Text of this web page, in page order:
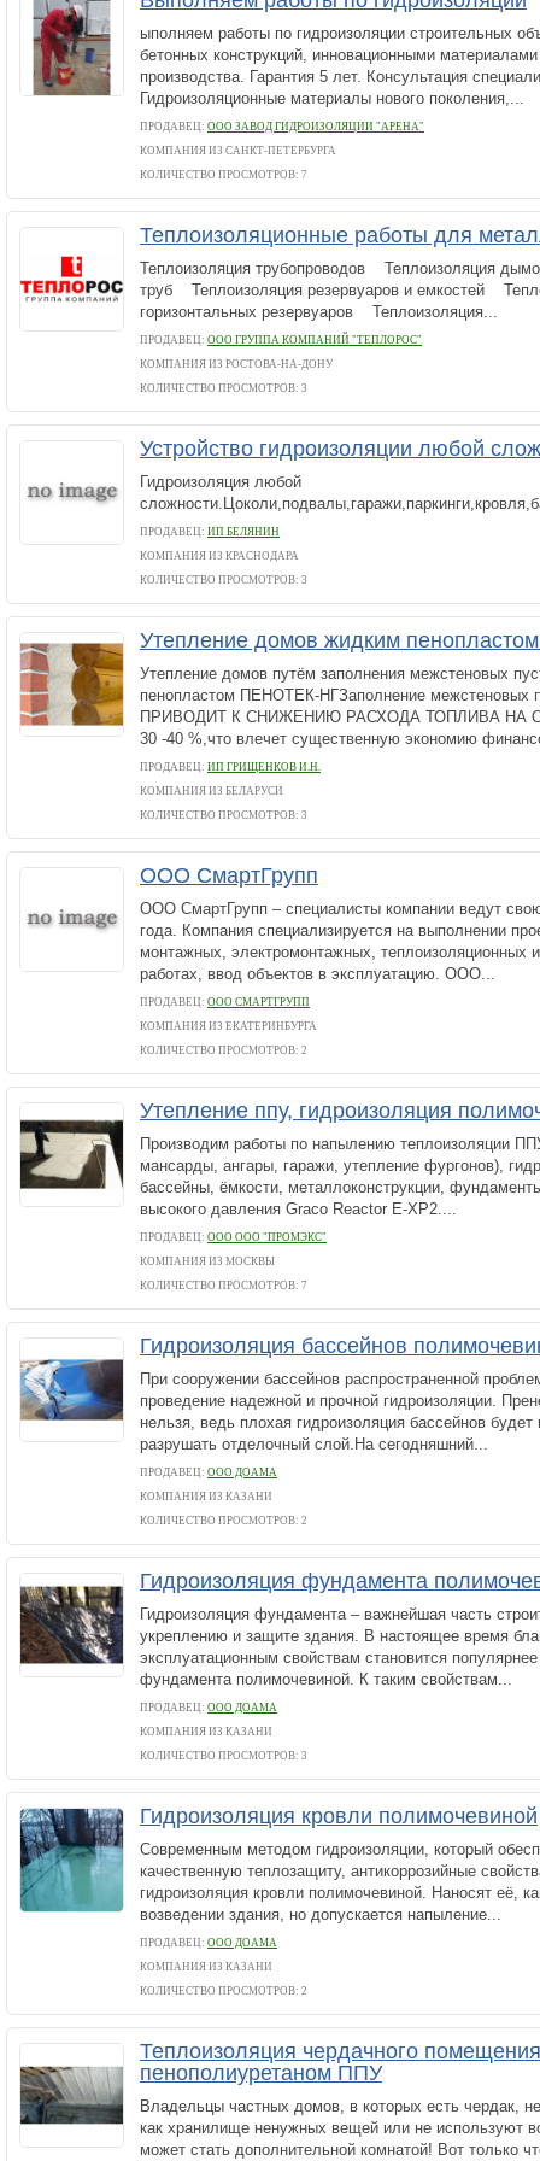
ыполняем работы по гидроизоляции строительных
бетонных конструкций, инновационными материалами
производства. Гарантия 5 лет. Консультация
Гидроизоляционные материалы нового поколения,...
ПРОДАВЕЦ: ООО ЗАВОД ГИДРОИЗОЛЯЦИИ "АРЕНА"
КОМПАНИЯ ИЗ САНКТ-ПЕТЕРБУРГА
КОЛИЧЕСТВО ПРОСМОТРОВ: 7
Теплоизоляционные работы для
Теплоизоляция трубопроводов Теплоизоляция
труб Теплоизоляция резервуаров и емкостей
горизонтальных резервуаров Теплоизоляция...
ПРОДАВЕЦ: ООО ГРУППА КОМПАНИЙ "ТЕПЛОРОС"
КОМПАНИЯ ИЗ РОСТОВА-НА-ДОНУ
КОЛИЧЕСТВО ПРОСМОТРОВ: 3
Устройство гидроизоляции любой
Гидроизоляция любой
ПРОДАВЕЦ: ИП БЕЛЯНИН
КОМПАНИЯ ИЗ КРАСНОДАРА
КОЛИЧЕСТВО ПРОСМОТРОВ: 3
Утепление домов жидким
Утепление домов путём заполнения межстеновых
пенопластом ПЕНОТЕК-НГЗаполнение межстеновых
ПРИВОДИТ К СНИЖЕНИЮ РАСХОДА ТОПЛИВА НА
30 -40 %,что влечет существенную экономию
ПРОДАВЕЦ: ИП ГРИЩЕНКОВ И.Н.
КОМПАНИЯ ИЗ БЕЛАРУСИ
КОЛИЧЕСТВО ПРОСМОТРОВ: 3
ООО СмартГрупп
ООО СмартГрупп – специалисты компании ведут
года. Компания специализируется на выполнении
монтажных, электромонтажных, теплоизоляционных
работах, ввод объектов в эксплуатацию. ООО...
ПРОДАВЕЦ: ООО СМАРТГРУПП
КОМПАНИЯ ИЗ ЕКАТЕРИНБУРГА
КОЛИЧЕСТВО ПРОСМОТРОВ: 2
Утепление ппу, гидроизоляция
Производим работы по напылению теплоизоляции
мансарды, ангары, гаражи, утепление фургонов),
бассейны, ёмкости, металлоконструкции,
высокого давления Graco Reactor E-XP2....
ПРОДАВЕЦ: ООО ООО "ПРОМЭКС"
КОМПАНИЯ ИЗ МОСКВЫ
КОЛИЧЕСТВО ПРОСМОТРОВ: 7
Гидроизоляция бассейнов
При сооружении бассейнов распространенной
проведение надежной и прочной гидроизоляции.
нельзя, ведь плохая гидроизоляция бассейнов будет
разрушать отделочный слой.На сегодняшний...
ПРОДАВЕЦ: ООО ДОАМА
КОМПАНИЯ ИЗ КАЗАНИ
КОЛИЧЕСТВО ПРОСМОТРОВ: 2
Гидроизоляция фундамента
Гидроизоляция фундамента – важнейшая часть
укреплению и защите здания. В настоящее время
эксплуатационным свойствам становится
фундамента полимочевиной. К таким свойствам...
ПРОДАВЕЦ: ООО ДОАМА
КОМПАНИЯ ИЗ КАЗАНИ
КОЛИЧЕСТВО ПРОСМОТРОВ: 3
Гидроизоляция кровли полимочевиной
Современным методом гидроизоляции, который
качественную теплозащиту, антикоррозийные
гидроизоляция кровли полимочевиной. Наносят её,
возведении здания, но допускается напыление...
ПРОДАВЕЦ: ООО ДОАМА
КОМПАНИЯ ИЗ КАЗАНИ
КОЛИЧЕСТВО ПРОСМОТРОВ: 2
Теплоизоляция чердачного помещения
пенополиуретаном ППУ
Владельцы частных домов, в которых есть чердак,
как хранилище ненужных вещей или не используют
может стать дополнительной комнатой! Вот только